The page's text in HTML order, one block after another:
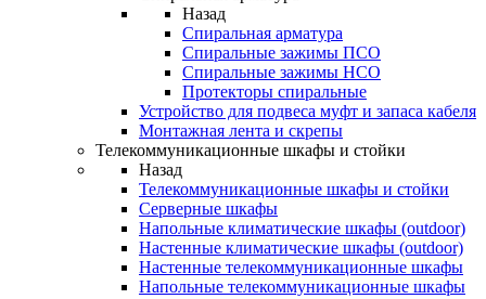
Назад
Спиральная арматура
Спиральные зажимы ПСО
Спиральные зажимы НСО
Протекторы спиральные
Устройство для подвеса муфт и запаса кабеля
Монтажная лента и скрепы
Телекоммуникационные шкафы и стойки
Назад
Телекоммуникационные шкафы и стойки
Серверные шкафы
Напольные климатические шкафы (outdoor)
Настенные климатические шкафы (outdoor)
Настенные телекоммуникационные шкафы
Напольные телекоммуникационные шкафы